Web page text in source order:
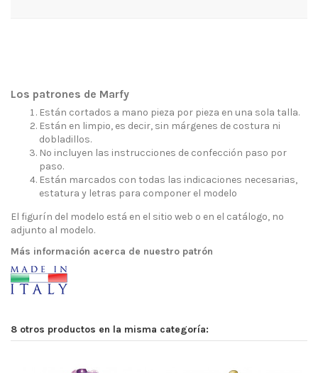
Los patrones de Marfy
Están cortados a mano pieza por pieza en una sola talla.
Están en limpio, es decir, sin márgenes de costura ni
dobladillos.
No incluyen las instrucciones de confección paso por
paso.
Están marcados con todas las indicaciones necesarias,
estatura y letras para componer el modelo
El figurín del modelo está en el sitio web o en el catálogo, no
adjunto al modelo.
Más información acerca de nuestro patrón
8 otros productos en la misma categoría: